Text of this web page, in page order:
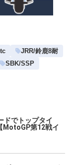
JRR/鈴鹿8耐
SBK/SSP
ドでトップタイ
MotoGP第12戦イ